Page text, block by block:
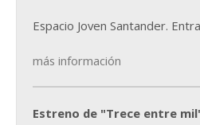
Espacio Joven Santander.
más información
Estreno de "Trece entre